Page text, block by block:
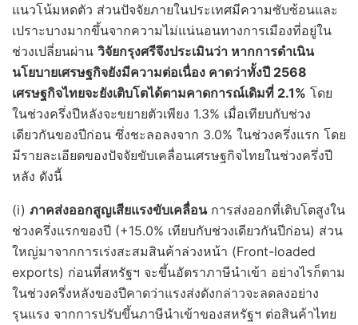
แนวโน้มหดตัว ส่วนปัจจัยภายในประเทศมีความซับซ้อนและ
เปราะบางมากขึ้นจากความไม่แน่นอนทางการเมืองที่อยู่ใน
ช่วงเปลี่ยนผ่าน วิจัยกรุงศรีจึงประเมินว่า หากการดำเนิน
นโยบายเศรษฐกิจยังมีความต่อเนื่อง คาดว่าทั้งปี 2568
เศรษฐกิจไทยจะยังเติบโตได้ตามคาดการณ์เดิมที่ 2.1% โดย
ในช่วงครึ่งปีหลังจะขยายตัวเพียง 1.3% เมื่อเทียบกับช่วง
เดียวกันของปีก่อน ซึ่งชะลอลงจาก 3.0% ในช่วงครึ่งแรก โดย
มีรายละเอียดของปัจจัยขับเคลื่อนเศรษฐกิจไทยในช่วงครึ่งปี
หลัง ดังนี้
(i) ภาคส่งออกสูญเสียแรงขับเคลื่อนการส่งออกที่เติบโตสูงใน
ช่วงครึ่งแรกของปี (+15.0% เทียบกับช่วงเดียวกันปีก่อน) ส่วน
ใหญ่มาจากการเร่งสะสมสินค้าล่วงหน้า (Front-loaded
exports) ก่อนที่สหรัฐฯ จะขึ้นอัตราภาษีนำเข้า อย่างไรก็ตาม
ในช่วงครึ่งหลังของปีคาดว่าแรงส่งดังกล่าวจะลดลงอย่าง
รุนแรง จากการปรับขึ้นภาษีนำเข้าของสหรัฐฯ ต่อสินค้าไทย